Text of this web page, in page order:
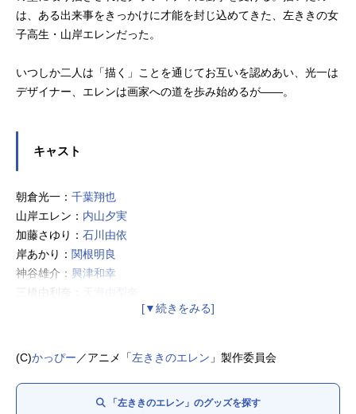
は、ある出来事をきっかけに才能を封じ込めてきた、左ききの女
子高生・山岸エレンだった。
いつしか二人は「描く」ことを通じてお互いを認めあい、光一は
デザイナー、エレンは画家への道を歩み始めるが――。
キャスト
朝倉光一： 千葉翔也
山岸エレン： 内山夕実
加藤さゆり： 石川由依
岸あかり： 関根明良
神谷雄介： 興津和幸
三橋由利奈：
岸アンナ：勝生真沙子
ナタリー・ルッソ： 潘めぐみ
(C)かっぴー ／アニメ「左ききのエレン 」製作委員会
「左ききのエレン」のグッズを探す